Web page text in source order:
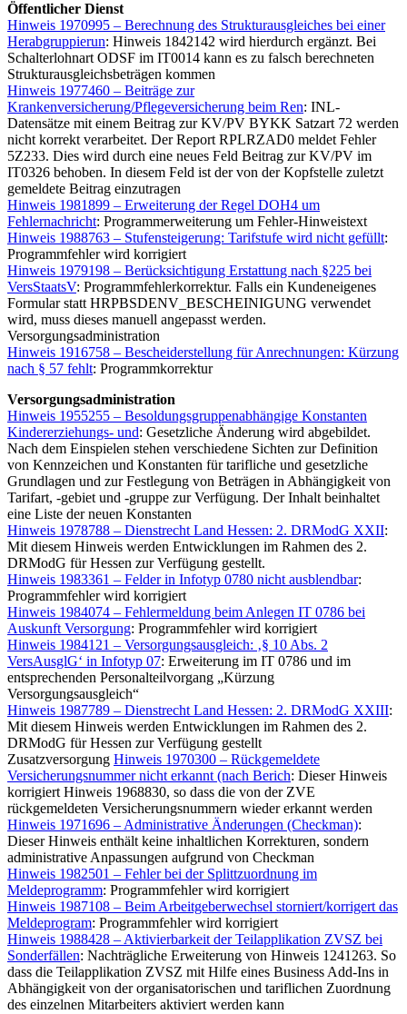
Öffentlicher Dienst
Hinweis 1970995 – Berechnung des Strukturausgleiches bei einer
Herabgruppierun: Hinweis 1842142 wird hierdurch ergänzt. Bei
Schalterlohnart ODSF im IT0014 kann es zu falsch berechneten
Strukturausgleichsbeträgen kommen
Hinweis 1977460 – Beiträge zur
Krankenversicherung/Pflegeversicherung beim Ren: INL-
Datensätze mit einem Beitrag zur KV/PV BYKK Satzart 72 werden
nicht korrekt verarbeitet. Der Report RPLRZAD0 meldet Fehler
5Z233. Dies wird durch eine neues Feld Beitrag zur KV/PV im
IT0326 behoben. In diesem Feld ist der von der Kopfstelle zuletzt
gemeldete Beitrag einzutragen
Hinweis 1981899 – Erweiterung der Regel DOH4 um
Fehlernachricht: Programmerweiterung um Fehler-Hinweistext
Hinweis 1988763 – Stufensteigerung: Tarifstufe wird nicht gefüllt:
Programmfehler wird korrigiert
Hinweis 1979198 – Berücksichtigung Erstattung nach §225 bei
VersStaatsV: Programmfehlerkorrektur. Falls ein Kundeneigenes
Formular statt HRPBSDENV_BESCHEINIGUNG verwendet
wird, muss dieses manuell angepasst werden.
Versorgungsadministration
Hinweis 1916758 – Bescheiderstellung für Anrechnungen: Kürzung
nach § 57 fehlt: Programmkorrektur
Versorgungsadministration
Hinweis 1955255 – Besoldungsgruppenabhängige Konstanten
Kindererziehungs- und: Gesetzliche Änderung wird abgebildet.
Nach dem Einspielen stehen verschiedene Sichten zur Definition
von Kennzeichen und Konstanten für tarifliche und gesetzliche
Grundlagen und zur Festlegung von Beträgen in Abhängigkeit von
Tarifart, -gebiet und -gruppe zur Verfügung. Der Inhalt beinhaltet
eine Liste der neuen Konstanten
Hinweis 1978788 – Dienstrecht Land Hessen: 2. DRModG XXII:
Mit diesem Hinweis werden Entwicklungen im Rahmen des 2.
DRModG für Hessen zur Verfügung gestellt.
Hinweis 1983361 – Felder in Infotyp 0780 nicht ausblendbar:
Programmfehler wird korrigiert
Hinweis 1984074 – Fehlermeldung beim Anlegen IT 0786 bei
Auskunft Versorgung: Programmfehler wird korrigiert
Hinweis 1984121 – Versorgungsausgleich: ‚§ 10 Abs. 2
VersAusglG‘ in Infotyp 07: Erweiterung im IT 0786 und im
entsprechenden Personalteilvorgang „Kürzung
Versorgungsausgleich“
Hinweis 1987789 – Dienstrecht Land Hessen: 2. DRModG XXIII:
Mit diesem Hinweis werden Entwicklungen im Rahmen des 2.
DRModG für Hessen zur Verfügung gestellt
Zusatzversorgung Hinweis 1970300 – Rückgemeldete
Versicherungsnummer nicht erkannt (nach Berich: Dieser Hinweis
korrigiert Hinweis 1968830, so dass die von der ZVE
rückgemeldeten Versicherungsnummern wieder erkannt werden
Hinweis 1971696 – Administrative Änderungen (Checkman):
Dieser Hinweis enthält keine inhaltlichen Korrekturen, sondern
administrative Anpassungen aufgrund von Checkman
Hinweis 1982501 – Fehler bei der Splittzuordnung im
Meldeprogramm: Programmfehler wird korrigiert
Hinweis 1987108 – Beim Arbeitgeberwechsel storniert/korrigert das
Meldeprogram: Programmfehler wird korrigiert
Hinweis 1988428 – Aktivierbarkeit der Teilapplikation ZVSZ bei
Sonderfällen: Nachträgliche Erweiterung von Hinweis 1241263. So
dass die Teilapplikation ZVSZ mit Hilfe eines Business Add-Ins in
Abhängigkeit von der organisatorischen und tariflichen Zuordnung
des einzelnen Mitarbeiters aktiviert werden kann